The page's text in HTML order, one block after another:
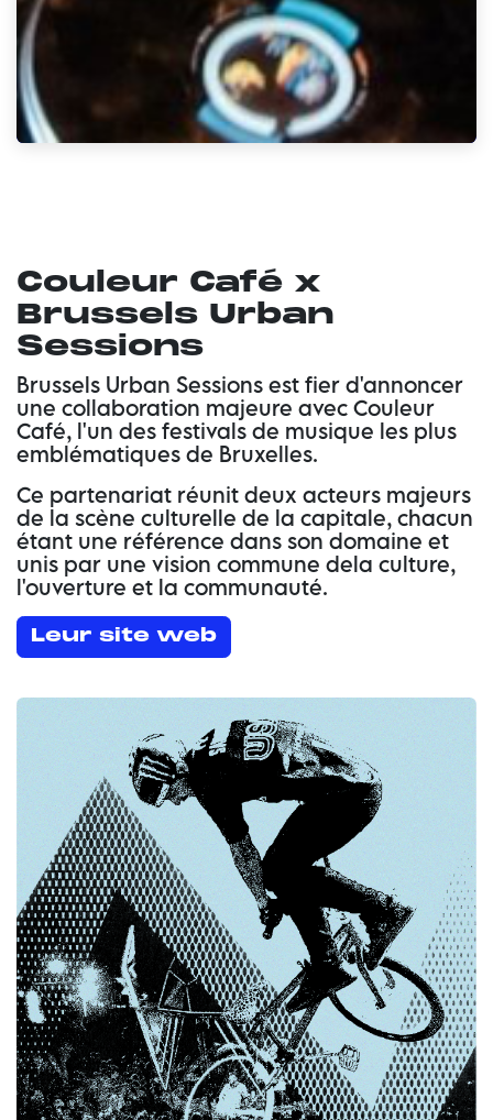
Couleur Café x
Brussels Urban
Sessions
Brussels Urban Sessions est fier d'annoncer
une collaboration majeure avec Couleur
Café, l'un des festivals de musique les plus
emblématiques de Bruxelles.
Ce partenariat réunit deux acteurs majeurs
de la scène culturelle de la capitale, chacun
étant une référence dans son domaine et
unis par une vision commune dela culture,
l'ouverture et la communauté.
Leur site web